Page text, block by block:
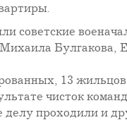
советские
Булгакова,
13
чисток
делу проходили и